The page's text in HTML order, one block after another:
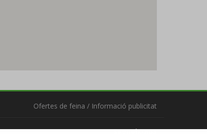
Ofertes de feina / Informació publicitat
Segueix-nos